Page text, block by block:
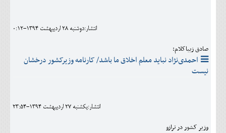
انتشار:دوشنبه 28 ارديبهشت 1394-0:12
صادق زیباکلام:
احمدی‌نژاد نباید معلم اخلاق ما باشد/ کارنامه وزیرکشور درخشان
نیست
انتشار:يکشنبه 27 ارديبهشت 1394-23:54
وزیر کشور در ترازو